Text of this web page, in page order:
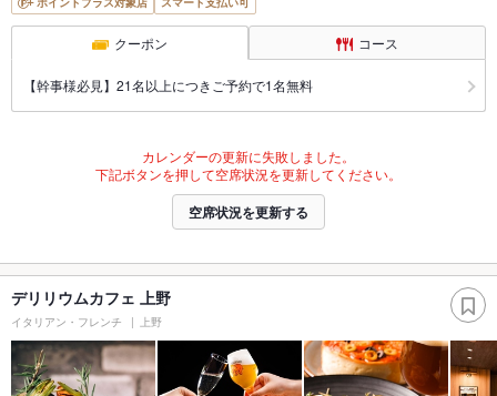
クーポン コース
【幹事様必見】21名以上につきご予約で1名無料
カレンダーの更新に失敗しました。
下記ボタンを押して空席状況を更新してください。
空席状況を更新する
デリリウムカフェ 上野
イタリアン・フレンチ 上野